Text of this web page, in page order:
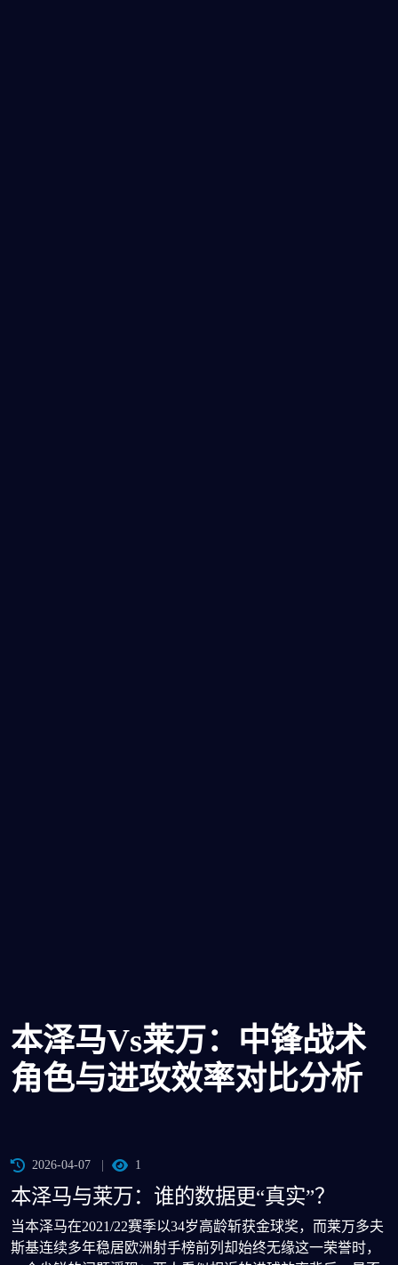
本泽马vs莱万：中锋战术
角色与进攻效率对比分析
2026-04-07 1
本泽马与莱万：谁的数据更“真实”？
当本泽马在2021/22赛季以34岁高龄斩获金球奖，而莱万多夫
斯基连续多年稳居欧洲射手榜前列却始终无缘这一荣誉时，